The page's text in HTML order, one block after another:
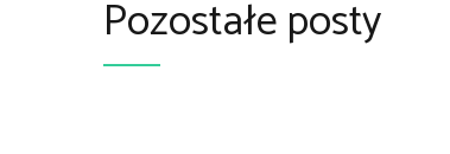
Pozostałe posty